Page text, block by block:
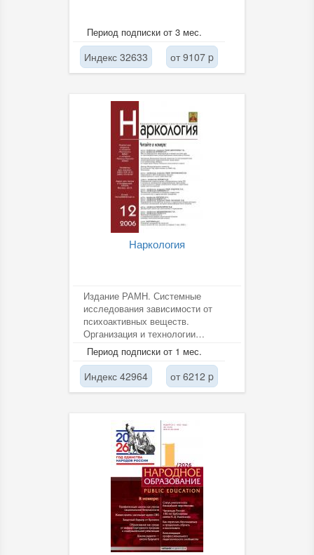
Период подписки от 3 мес.
Индекс 32633 от 9107 p
Наркология
Издание РАМН. Системные
исследования зависимости от
психоактивных веществ.
Организация и технологии
диагностики, лечения и
профилактики наркомании и...
Период подписки от 1 мес.
Индекс 42964 от 6212 p